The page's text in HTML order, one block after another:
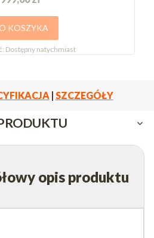
KOSZYKA
Dostępny natychmiast
| SZCZEGÓŁY
opis produktu